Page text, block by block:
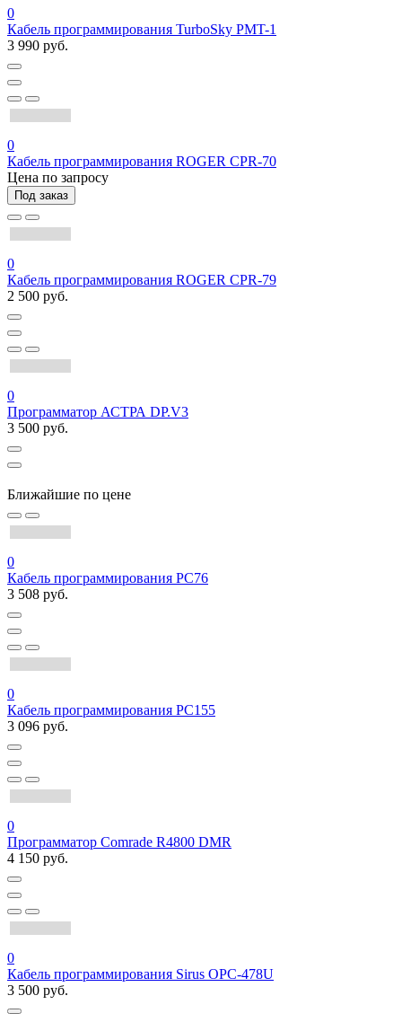
0
Кабель программирования TurboSky PMT-1
3 990 руб.
0
Кабель программирования ROGER CPR-70
Цена по запросу
Под заказ
0
Кабель программирования ROGER CPR-79
2 500 руб.
0
Программатор АСТРА DP.V3
3 500 руб.
Ближайшие по цене
0
Кабель программирования PC76
3 508 руб.
0
Кабель программирования PC155
3 096 руб.
0
Программатор Comrade R4800 DMR
4 150 руб.
0
Кабель программирования Sirus OPC-478U
3 500 руб.